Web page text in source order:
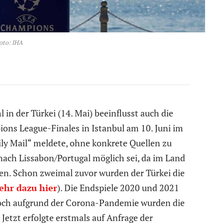
IHA
der Türkei (14. Mai) beeinflusst auch die
League-Finales in Istanbul am 10. Juni im
Mail“ meldete, ohne konkrete Quellen zu
Lissabon/Portugal möglich sei, da im Land
Schon zweimal zuvor wurden der Türkei die
dazu hier). Die Endspiele 2020 und 2021
aufgrund der Corona-Pandemie wurden die
erfolgte erstmals auf Anfrage der